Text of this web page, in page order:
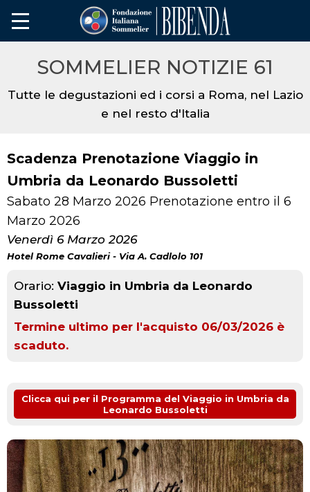
SOMMELIER NOTIZIE 61
Tutte le degustazioni ed i corsi a Roma, nel Lazio
e nel resto d'Italia
Scadenza Prenotazione Viaggio in
Umbria da Leonardo Bussoletti
Sabato 28 Marzo 2026 Prenotazione entro il 6
Marzo 2026
Venerdì 6 Marzo 2026
Hotel Rome Cavalieri - Via A. Cadlolo 101
Orario: Viaggio in Umbria da Leonardo
Bussoletti
Termine ultimo per l'acquisto 06/03/2026 è
scaduto.
Clicca qui per il Programma del Viaggio in Umbria da
Leonardo Bussoletti